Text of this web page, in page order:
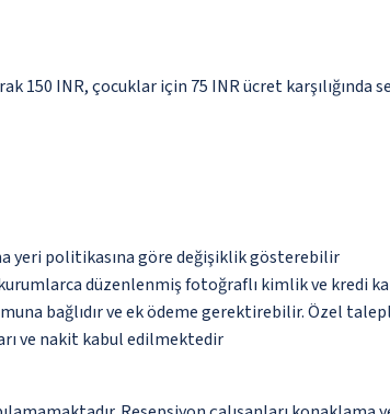
150 INR, çocuklar için 75 INR ücret karşılığında
yeri politikasına göre değişiklik gösterebilir
düzenlenmiş fotoğraflı kimlik ve kredi
bağlıdır ve ek ödeme gerektirebilir. Özel
ve nakit kabul edilmektedir